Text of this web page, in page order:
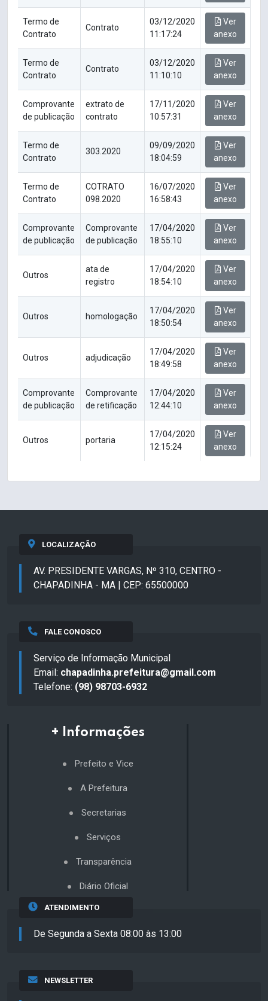
Termo de
Contrato
Contrato
03/12/2020
11:17:24
Ver
anexo
Termo de
Contrato
Contrato
03/12/2020
11:10:10
Ver
anexo
Comprovante
de publicação
extrato de
contrato
17/11/2020
10:57:31
Ver
anexo
Termo de
Contrato
303.2020
09/09/2020
18:04:59
Ver
anexo
Termo de
Contrato
COTRATO
098.2020
16/07/2020
16:58:43
Ver
anexo
Comprovante
de publicação
Comprovante
de publicação
17/04/2020
18:55:10
Ver
anexo
Outros
ata de
registro
17/04/2020
18:54:10
Ver
anexo
Outros homologação
17/04/2020
18:50:54
Ver
anexo
Outros adjudicação
17/04/2020
18:49:58
Ver
anexo
Comprovante
de publicação
Comprovante
de retificação
17/04/2020
12:44:10
Ver
anexo
Outros portaria
17/04/2020
12:15:24
Ver
anexo
LOCALIZAÇÃO
AV. PRESIDENTE VARGAS, Nº 310, CENTRO -
CHAPADINHA - MA | CEP: 65500000
FALE CONOSCO
Serviço de Informação Municipal
Email: chapadinha.prefeitura@gmail.com
Telefone: (98) 98703-6932
+ Informações
Prefeito e Vice
A Prefeitura
Secretarias
Serviços
Transparência
Diário Oficial
ATENDIMENTO
De Segunda a Sexta 08:00 às 13:00
NEWSLETTER